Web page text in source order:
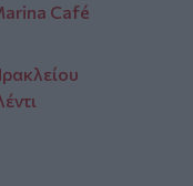
Café